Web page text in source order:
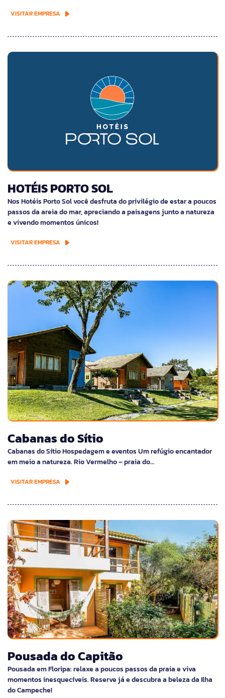
VISITAR EMPRESA
HOTÉIS PORTO SOL
Nos Hotéis Porto Sol você desfruta do privilégio de estar a poucos
passos da areia do mar, apreciando a paisagens junto a natureza
e vivendo momentos únicos!
VISITAR EMPRESA
Cabanas do Sítio
Cabanas do Sítio Hospedagem e eventos Um refúgio encantador
em meio a natureza. Rio Vermelho – praia do…
VISITAR EMPRESA
Pousada do Capitão
Pousada em Floripa: relaxe a poucos passos da praia e viva
momentos inesquecíveis. Reserve já e descubra a beleza da Ilha
do Campeche!